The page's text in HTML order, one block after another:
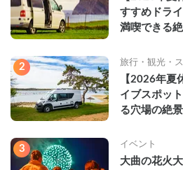
すすめドラ
満喫できる
2 旅行・観光・
【2026年夏
イブスポッ
る穴場の絶
3 イベント
大曲の花火